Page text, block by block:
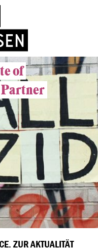
of
ZUR AKTUALITÄT